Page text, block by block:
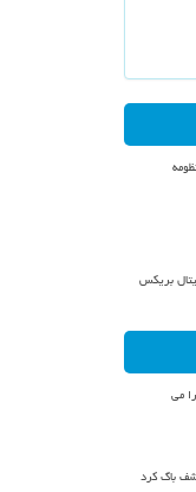
بریکس
می
باگ کرد